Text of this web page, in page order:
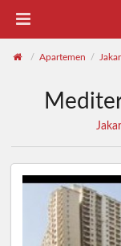
/ Apartemen /